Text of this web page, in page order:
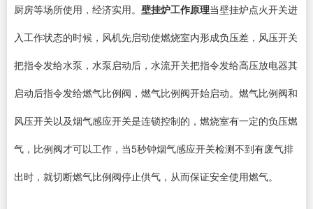
厨房等场所使用，经济实用。 壁挂炉工作原理当壁挂炉点火开关进
入工作状态的时候，风机先启动使燃烧室内形成负压差，风压开关
把指令发给水泵，水泵启动后，水流开关把指令发给高压放电器其
启动后指令发给燃气比例阀，燃气比例阀开始启动。燃气比例阀和
风压开关以及烟气感应开关是连锁控制的，燃烧室有一定的负压燃
气，比例阀才可以工作，当5秒钟烟气感应开关检测不到有废气排
出时，就切断燃气比例阀停止供气，从而保证安全使用燃气。